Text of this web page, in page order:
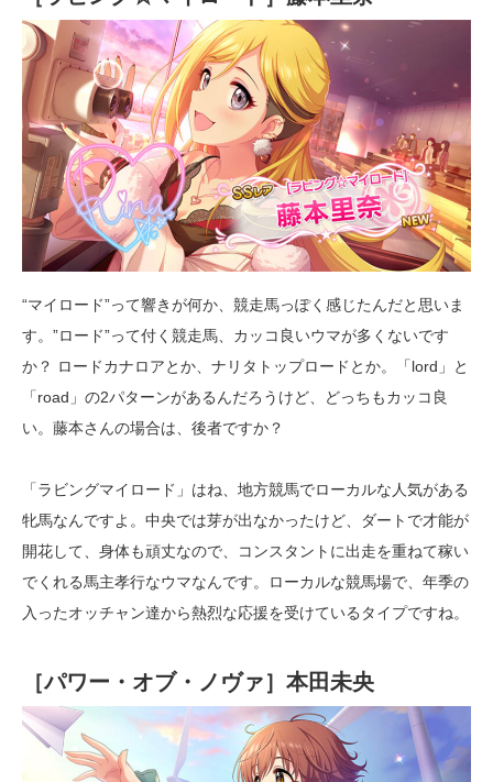
“マイロード”って響きが何か、競走馬っぽく感じたんだと思いま
す。”ロード”って付く競走馬、カッコ良いウマが多くないです
か？ ロードカナロアとか、ナリタトップロードとか。「lord」と
「road」の2パターンがあるんだろうけど、どっちもカッコ良
い。藤本さんの場合は、後者ですか？
「ラビングマイロード」はね、地方競馬でローカルな人気がある
牝馬なんですよ。中央では芽が出なかったけど、ダートで才能が
開花して、身体も頑丈なので、コンスタントに出走を重ねて稼い
でくれる馬主孝行なウマなんです。ローカルな競馬場で、年季の
入ったオッチャン達から熱烈な応援を受けているタイプですね。
［パワー・オブ・ノヴァ］本田未央